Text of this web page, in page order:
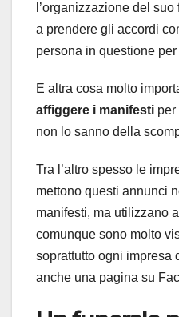
l’organizzazione del
a prendere gli accordi
persona in questione
E altra cosa molto
affiggere i manifesti per
non lo sanno della
Tra l’altro spesso le
mettono questi annunci
manifesti, ma utilizzano
comunque sono molto
soprattutto ogni impresa
anche una pagina su